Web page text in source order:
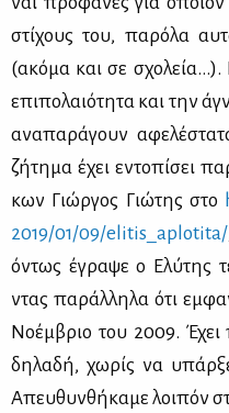
στί­χους του, πα­ρό­λα
(ακό­μα και σε σχο­λεία...).
επι­πο­λαιό­τη­τα και την
ανα­πα­ρά­γουν
ζή­τη­μα έχει εντο­πί­σει
κων Γιώρ­γος Γιώ­της στο
2019/​01/​09/​elitis_​apl​otit​a/
όντως έγρα­ψε ο Ελύ­της
ντας πα­ράλ­λη­λα ότι
Νο­έμ­βριο του 2009. Έχει
δη­λα­δή, χω­ρίς να
Απευ­θυν­θή­κα­με λοι­πόν